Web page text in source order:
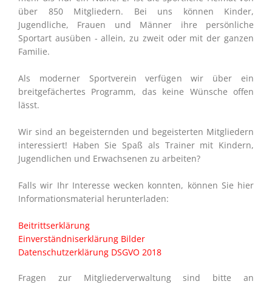
über 850 Mitgliedern. Bei uns können Kinder,
Jugendliche, Frauen und Männer ihre persönliche
Sportart ausüben - allein, zu zweit oder mit der ganzen
Familie.
Als moderner Sportverein verfügen wir über ein
breitgefächertes Programm, das keine Wünsche offen
lässt.
Wir sind an begeisternden und begeisterten Mitgliedern
interessiert! Haben Sie Spaß als Trainer mit Kindern,
Jugendlichen und Erwachsenen zu arbeiten?
Falls wir Ihr Interesse wecken konnten, können Sie hier
Informationsmaterial herunterladen:
Beitrittserklärung
Einverständniserklärung Bilder
Datenschutzerklärung DSGVO 2018
Fragen zur Mitgliederverwaltung sind bitte an